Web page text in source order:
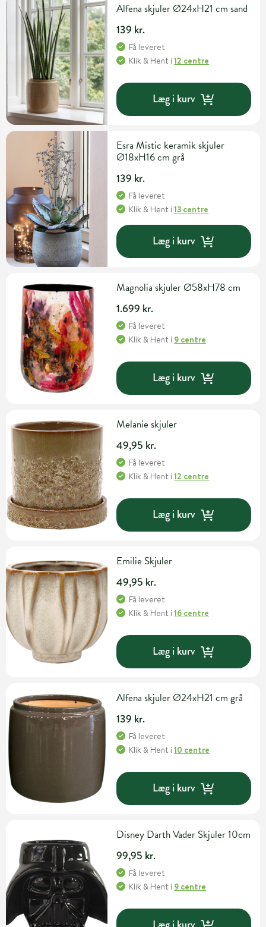
Alfena skjuler Ø24xH21 cm sand
139 kr.
Få leveret
Klik & Hent i12 centre
Læg i kurv
Esra Mistic keramik skjuler
Ø18xH16 cm grå
139 kr.
Få leveret
Klik & Hent i13 centre
Læg i kurv
Magnolia skjuler Ø58xH78 cm
1.699 kr.
Få leveret
Klik & Hent i 9 centre
Læg i kurv
Melanie skjuler
49,95 kr.
Få leveret
Klik & Hent i12 centre
Læg i kurv
Emilie Skjuler
49,95 kr.
Få leveret
Klik & Hent i16 centre
Læg i kurv
Alfena skjuler Ø24xH21 cm grå
139 kr.
Få leveret
Klik & Hent i10 centre
Læg i kurv
Disney Darth Vader Skjuler 10cm
99,95 kr.
Få leveret
Klik & Hent i 9 centre